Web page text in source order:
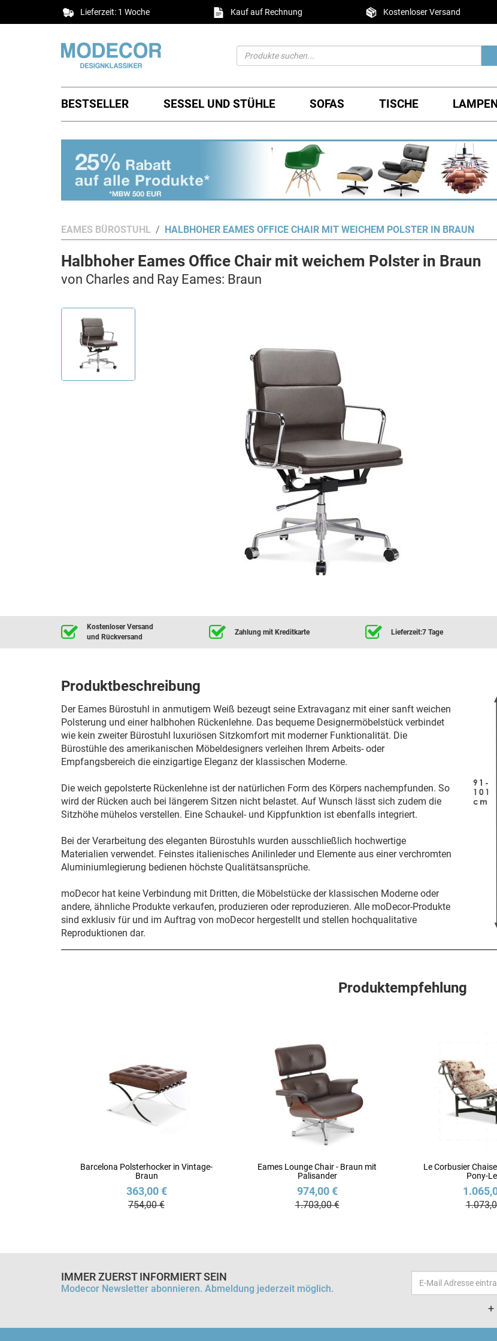
Lieferzeit: 1 Woche Kauf auf Rechnung Kostenloser Versand
BESTSELLER SESSEL UND STÜHLE SOFAS TISCHE
EAMES BÜROSTUHL HALBHOHER EAMES OFFICE CHAIR MIT WEICHEM POLSTER IN BRAUN
Halbhoher Eames Office Chair mit weichem Polster in Braun
von Charles and Ray Eames: Braun
Kostenloser Versand
und Rückversand
Zahlung mit Kreditkarte Lieferzeit:7 Tage
Produktbeschreibung
Der Eames Bürostuhl in anmutigem Weiß bezeugt seine Extravaganz mit einer sanft weichen
Polsterung und einer halbhohen Rückenlehne. Das bequeme Designermöbelstück verbindet
wie kein zweiter Bürostuhl luxuriösen Sitzkomfort mit moderner Funktionalität. Die
Bürostühle des amerikanischen Möbeldesigners verleihen Ihrem Arbeits- oder
Empfangsbereich die einzigartige Eleganz der klassischen Moderne.
Die weich gepolsterte Rückenlehne ist der natürlichen Form des Körpers nachempfunden. So
wird der Rücken auch bei längerem Sitzen nicht belastet. Auf Wunsch lässt sich zudem die
Sitzhöhe mühelos verstellen. Eine Schaukel- und Kippfunktion ist ebenfalls integriert.
Bei der Verarbeitung des eleganten Bürostuhls wurden ausschließlich hochwertige
Materialien verwendet. Feinstes italienisches Anilinleder und Elemente aus einer verchromten
Aluminiumlegierung bedienen höchste Qualitätsansprüche.
moDecor hat keine Verbindung mit Dritten, die Möbelstücke der klassischen Moderne oder
andere, ähnliche Produkte verkaufen, produzieren oder reproduzieren. Alle moDecor-Produkte
sind exklusiv für und im Auftrag von moDecor hergestellt und stellen hochqualitative
Reproduktionen dar.
Produktempfehlung
Barcelona Polsterhocker in Vintage-
Braun
363,00 €
754,00 €
Eames Lounge Chair - Braun mit
Palisander
974,00 €
1.703,00 €
Le Corbusier
Pony-
IMMER ZUERST INFORMIERT SEIN
Modecor Newsletter abonnieren. Abmeldung jederzeit möglich.
Email-
Adresse
+